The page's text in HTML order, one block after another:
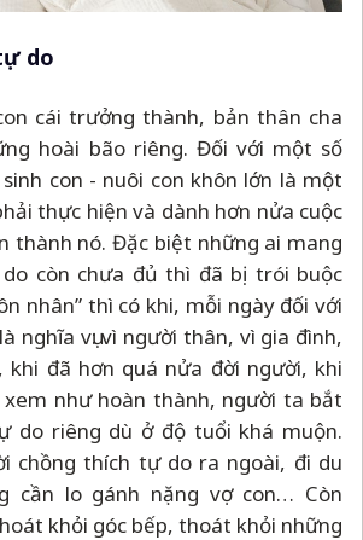
do
cái trưởng thành, bản thân cha
hoài bão riêng. Đối với một số
con - nuôi con khôn lớn là một
thực hiện và dành hơn nửa cuộc
thành nó. Đặc biệt những ai mang
còn chưa đủ thì đã bị trói buộc
nhân” thì có khi, mỗi ngày đối với
nghĩa vụ: vì người thân, vì gia đình,
khi đã hơn quá nửa đời người, khi
xem như hoàn thành, người ta bắt
do riêng dù ở độ tuổi khá muộn.
chồng thích tự do ra ngoài, đi du
cần lo gánh nặng vợ con… Còn
khỏi góc bếp, thoát khỏi những